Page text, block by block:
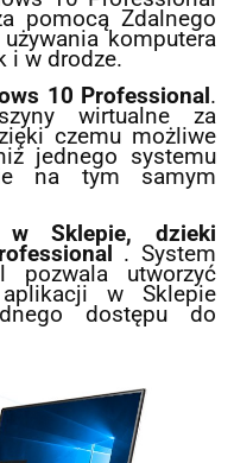
pomocą Zdalnego
komputera
i w drodze.
10 Professional .
wirtualne za
czemu możliwe
jednego systemu
na tym samym
w Sklepie, dzieki
. System
pozwala utworzyć
w Sklepie
dostępu do